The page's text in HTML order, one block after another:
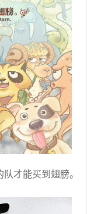
才能买到翅膀。